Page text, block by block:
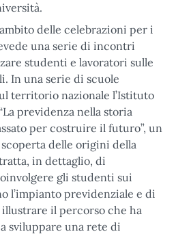
delle celebrazioni per i
una serie di incontri
studenti e lavoratori sulle
In una serie di scuole
territorio nazionale l’Istituto
previdenza nella storia
per costruire il futuro”, un
delle origini della
in dettaglio, di
gli studenti sui
l’impianto previdenziale e di
il percorso che ha
sviluppare una rete di